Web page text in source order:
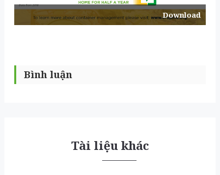
Download
Bình luận
Tài liệu khác